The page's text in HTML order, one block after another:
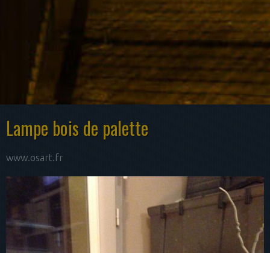
Lampe bois de palette
www.osart.fr